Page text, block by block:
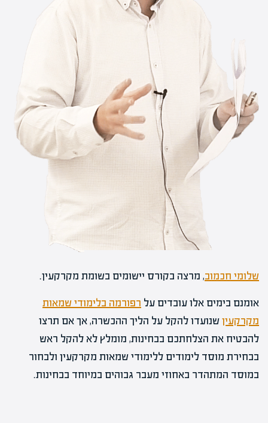
שלומי חכמוב, מרצה בקורס יישומים בשומת מקרקעין.
אומנם בימים אלו עובדים על רפורמה בלימודי שמאות
מקרקעיןשנועדו להקל על הליך ההכשרה, אך אם תרצו
להבטיח את הצלחתכם בבחינות, מומלץ לא להקל ראש
בבחירת מוסד לימודים ללימודי שמאות מקרקעין ולבחור
במוסד המתהדר באחוזי מעבר גבוהים במיוחד בבחינות.